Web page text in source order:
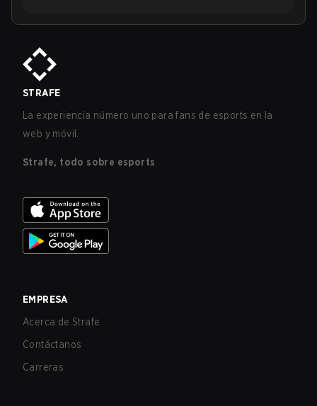
STRAFE
La experiencia número uno para fans de esports en la
web y móvil.
Strafe, todo sobre esports
EMPRESA
Acerca de Strafe
Contáctanos
Carreras